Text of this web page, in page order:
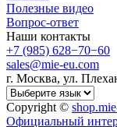
Полезные видео
Вопрос-ответ
Наши контакты
+7 (985) 628−70−60
sales@mie-eu.com
г. Москва, ул.
Copyright ©
Официальный